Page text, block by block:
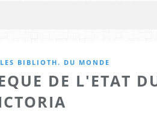
BIBLIOTH. DU MONDE
DE L'ETAT